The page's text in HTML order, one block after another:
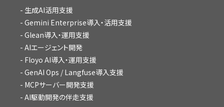
生成AI活用支援
Gemini Enterprise導入・活用支援
Glean導入・運用支援
AIエージェント開発
Floyo AI導入・運用支援
GenAI Ops / Langfuse導入支援
MCPサーバー開発支援
AI駆動開発の伴走支援